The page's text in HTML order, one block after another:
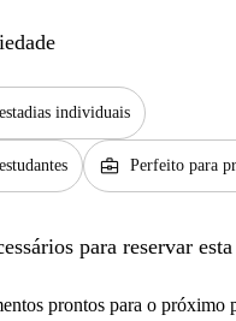
individuais
business_center Perfeito para
para reservar
prontos para o próximo